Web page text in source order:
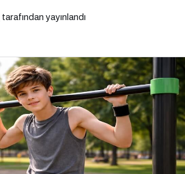
tarafından yayınlandı